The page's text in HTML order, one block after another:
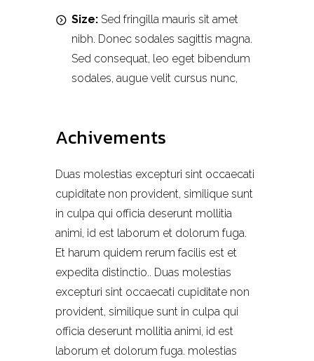
Size: Sed fringilla mauris sit amet
nibh. Donec sodales sagittis magna.
Sed consequat, leo eget bibendum
sodales, augue velit cursus nunc,
Achivements
Duas molestias excepturi sint occaecati
cupiditate non provident, similique sunt
in culpa qui officia deserunt mollitia
animi, id est laborum et dolorum fuga.
Et harum quidem rerum facilis est et
expedita distinctio.. Duas molestias
excepturi sint occaecati cupiditate non
provident, similique sunt in culpa qui
officia deserunt mollitia animi, id est
laborum et dolorum fuga. molestias